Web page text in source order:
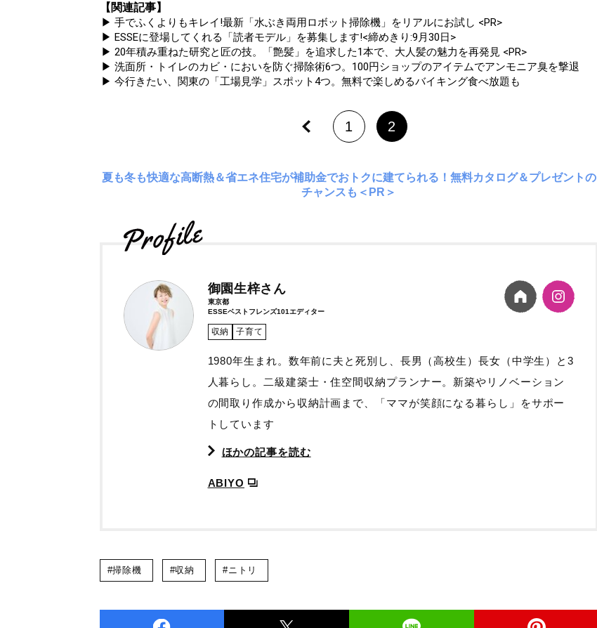
【関連記事】
▶ 手でふくよりもキレイ!最新「水ぶき両用ロボット掃除機」をリアルにお試し <PR>
▶ ESSEに登場してくれる「読者モデル」を募集します!<締めきり:9月30日>
▶ 20年積み重ねた研究と匠の技。「艶髪」を追求した1本で、大人髪の魅力を再発見 <PR>
▶ 洗面所・トイレのカビ・においを防ぐ掃除術6つ。100円ショップのアイテムでアンモニア臭を撃退
▶ 今行きたい、関東の「工場見学」スポット4つ。無料で楽しめるバイキング食べ放題も
1 2
夏も冬も快適な高断熱＆省エネ住宅が補助金でおトクに建てられる！無料カタログ＆プレゼントの
チャンスも＜PR＞
御園生梓さん
東京都
ESSEベストフレンズ101エディター
収納 子育て
1980年生まれ。数年前に夫と死別し、長男（高校生）長女（中学生）と3
人暮らし。二級建築士・住空間収納プランナー。新築やリノベーション
の間取り作成から収納計画まで、「ママが笑顔になる暮らし」をサポー
トしています
ほかの記事を読む
ABIYO
#掃除機 #収納 #ニトリ